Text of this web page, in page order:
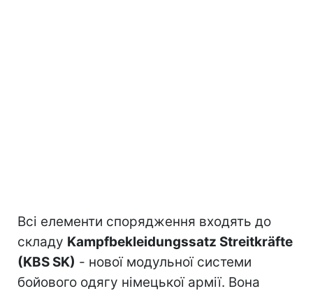
Всі елементи спорядження входять до
складу Kampfbekleidungssatz Streitkräfte
(KBS SK) - нової модульної системи
бойового одягу німецької армії. Вона